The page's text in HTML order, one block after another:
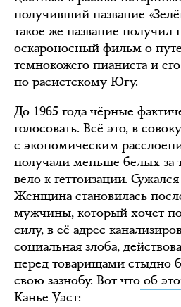
получивший название
такое же название получил
оскароносный фильм о
темнокожего пианиста и
по расистскому Югу.
До 1965 года чёрные
голосовать. Всё это, в
с экономическим
получали меньше белых за
вело к геттоизации.
Женщина становилась
мужчины, который хочет
силу, в её адрес
социальная злоба,
перед товарищами стыдно
свою зазнобу. Вот что об
Канье Уэст: